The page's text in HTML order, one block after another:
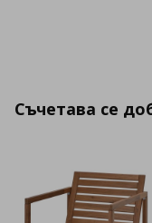
Съчетава се